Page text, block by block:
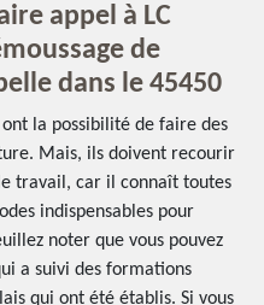
appel à LC
de
dans le 45450
la possibilité de faire des
Mais, ils doivent recourir
travail, car il connaît toutes
indispensables pour
noter que vous pouvez
a suivi des formations
qui ont été établis. Si vous